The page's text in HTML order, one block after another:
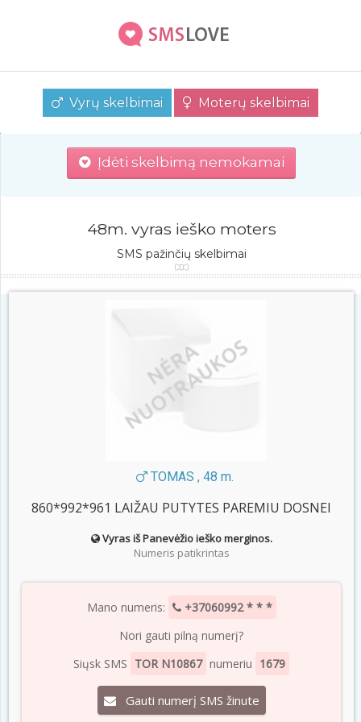
Vyrų skelbimai Moterų skelbimai
Įdėti skelbimą nemokamai
48m. vyras ieško moters
SMS pažinčių skelbimai
TOMAS , 48 m.
860*992*961 LAIŽAU PUTYTES PAREMIU DOSNEI
Vyras iš Panevėžio ieško merginos.
Numeris patikrintas
Mano numeris:
+37060992 * * *
Nori gauti pilną numerį?
Siųsk SMS TOR N10867 numeriu 1679
Gauti numerį SMS žinute